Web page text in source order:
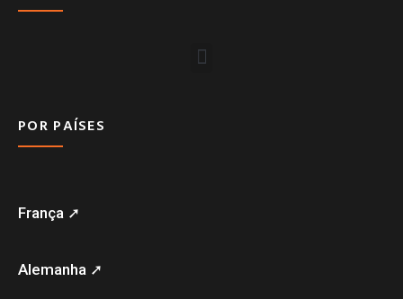
POR PAÍSES
França ➚
Alemanha ➚